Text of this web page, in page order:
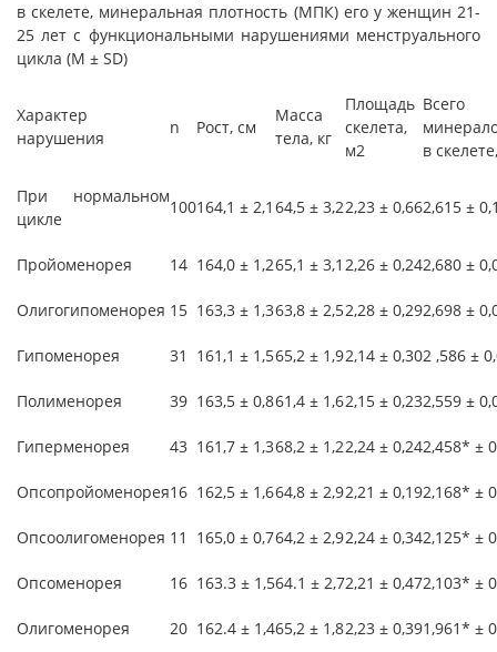
в скелете, минеральная плотность (МПК) его у женщин 21-
25 лет с функциональными нарушениями менструального
цикла (M ± SD)
Характер
нарушения
n Рост, см
Масса
тела, кг
Площадь
скелета,
м2
Всего
в
При нормальном
цикле
100164,1 ± 2,1 64,5 ± 3,22,23 ± 0,662,615 ±
Пройоменорея 14 164,0 ± 1,265,1 ± 3,1 2,26 ± 0,242,680 ±
Олигогипоменорея 15 163,3 ± 1,363,8 ± 2,52,28 ± 0,292,698 ±
Гипоменорея 31 161,1 ± 1,565,2 ± 1,92,14 ± 0,302 ,586 ±
Полименорея 39 163,5 ± 0,861,4 ± 1,62,15 ± 0,232,559 ±
Гиперменорея 43 161,7 ± 1,368,2 ± 1,22,24 ± 0,242,458* ±
Опсопройоменорея16 162,5 ± 1,664,8 ± 2,92,21 ± 0,192,168* ±
Опсоолигоменорея 11 165,0 ± 0,764,2 ± 2,92,24 ± 0,342,125* ±
Опсоменорея 16 163.3 ± 1,564.1 ± 2,72,21 ± 0,472,103* ±
Олигоменорея 20 162.4 ± 1,465,2 ± 1,82,23 ± 0,391,961* ±